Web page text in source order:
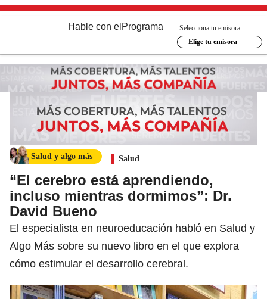
Hable con el Programa
Selecciona tu emisora
Elige tu emisora
Salud y algo más Salud
“El cerebro está aprendiendo,
incluso mientras dormimos”: Dr.
David Bueno
El especialista en neuroeducación habló en Salud y
Algo Más sobre su nuevo libro en el que explora
cómo estimular el desarrollo cerebral.